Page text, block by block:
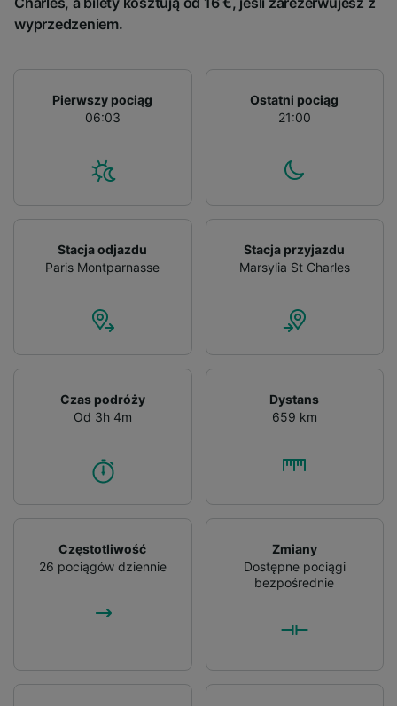
wyprzedzeniem.
Pierwszy pociąg
06:03
Ostatni pociąg
21:00
Stacja odjazdu
Paris Montparnasse
Stacja przyjazdu
Marsylia St Charles
Czas podróży
Od 3h 4m
Dystans
659 km
Częstotliwość
26 pociągów dziennie
Zmiany
Dostępne pociągi
bezpośrednie